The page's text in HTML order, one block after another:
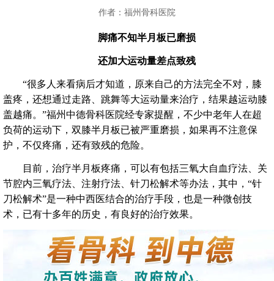
作者：福州骨科医院
脚痛不知半月板已磨损
还加大运动量差点致残
“很多人来看病后才知道，原来自己的方法完全不对，膝
盖疼，还想通过走路、跳舞等大运动量来治疗，结果越运动膝
盖越痛。”福州中德骨科医院经专家提醒，不少中老年人在超
负荷的运动下，双膝半月板已被严重磨损，如果再不注意保
护，不仅疼痛，还有致残的危险。
目前，治疗半月板疼痛，可以有包括三氧大自血疗法、关
节腔内三氧疗法、注射疗法、针刀松解术等办法，其中，“针
刀松解术”是一种中西医结合的治疗手段，也是一种微创技
术，已有十多年的历史，有良好的治疗效果。